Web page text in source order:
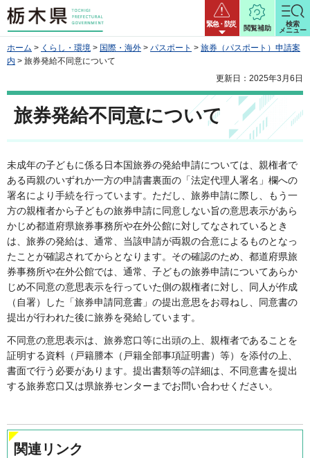
栃木県 緊急・防災
閲覧補助
検索
メニュー
ホーム > くらし・環境 > 国際・海外 > パスポート > 旅券（パスポート）申請案
内 > 旅券発給不同意について
更新日：2025年3月6日
旅券発給不同意について
未成年の子どもに係る日本国旅券の発給申請については、親権者で
ある両親のいずれか一方の申請書裏面の「法定代理人署名」欄への
署名により手続を行っています。ただし、旅券申請に際し、もう一
方の親権者から子どもの旅券申請に同意しない旨の意思表示があら
かじめ都道府県旅券事務所や在外公館に対してなされているとき
は、旅券の発給は、通常、当該申請が両親の合意によるものとなっ
たことが確認されてからとなります。その確認のため、都道府県旅
券事務所や在外公館では、通常、子どもの旅券申請についてあらか
じめ不同意の意思表示を行っていた側の親権者に対し、同人が作成
（自署）した「旅券申請同意書」の提出意思をお尋ねし、同意書の
提出が行われた後に旅券を発給しています。
不同意の意思表示は、旅券窓口等に出頭の上、親権者であることを
証明する資料（戸籍謄本（戸籍全部事項証明書）等）を添付の上、
書面で行う必要があります。提出書類等の詳細は、不同意書を提出
する旅券窓口又は県旅券センターまでお問い合わせください。
関連リンク